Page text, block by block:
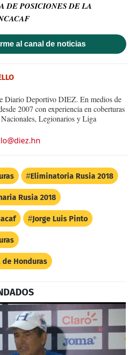
DE POSICIONES DE LA
al canal de noticias
Diario Deportivo DIEZ. En medios de
2007 con experiencia en coberturas
Legionarios y Liga
Eliminatoria Rusia 2018
Rusia 2018
Jorge Luis Pinto
Honduras